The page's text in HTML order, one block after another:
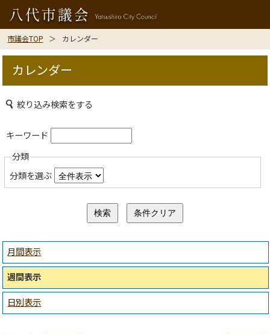
市議会TOP カレンダー
カレンダー
絞り込み検索をする
キーワード
分類
分類を選ぶ
月間表示
週間表示
日別表示